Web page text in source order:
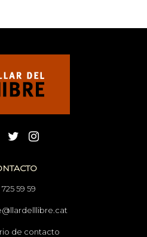
59 59
de contacto